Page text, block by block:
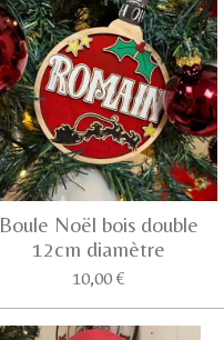
Boule Noël bois double
12cm diamètre
10,00 €